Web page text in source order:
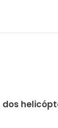
dos